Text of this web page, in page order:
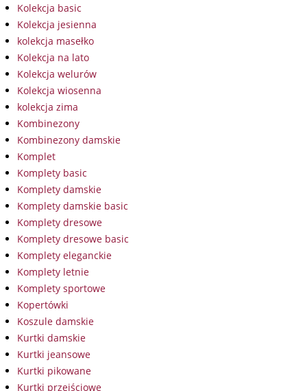
Kolekcja basic
Kolekcja jesienna
kolekcja masełko
Kolekcja na lato
Kolekcja welurów
Kolekcja wiosenna
kolekcja zima
Kombinezony
Kombinezony damskie
Komplet
Komplety basic
Komplety damskie
Komplety damskie basic
Komplety dresowe
Komplety dresowe basic
Komplety eleganckie
Komplety letnie
Komplety sportowe
Kopertówki
Koszule damskie
Kurtki damskie
Kurtki jeansowe
Kurtki pikowane
Kurtki przejściowe